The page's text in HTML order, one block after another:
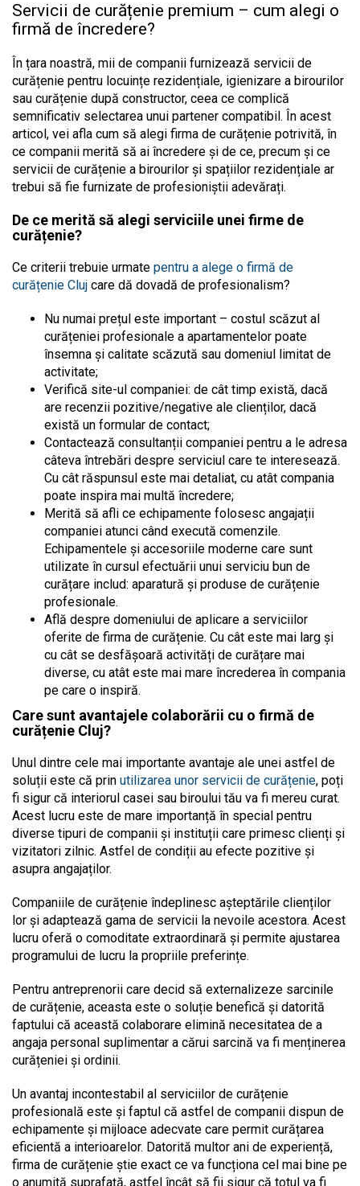
Servicii de curățenie premium – cum alegi o
firmă de încredere?
În țara noastră, mii de companii furnizează servicii de
curățenie pentru locuințe rezidențiale, igienizare a birourilor
sau curățenie după constructor, ceea ce complică
semnificativ selectarea unui partener compatibil. În acest
articol, vei afla cum să alegi firma de curățenie potrivită, în
ce companii merită să ai încredere și de ce, precum și ce
servicii de curățenie a birourilor și spațiilor rezidențiale ar
trebui să fie furnizate de profesioniștii adevărați.
De ce merită să alegi serviciile unei firme de
curățenie?
Ce criterii trebuie urmate pentru a alege o firmă de
curățenie Cluj care dă dovadă de profesionalism?
Nu numai prețul este important – costul scăzut al
curățeniei profesionale a apartamentelor poate
însemna și calitate scăzută sau domeniul limitat de
activitate;
Verifică site-ul companiei: de cât timp există, dacă
are recenzii pozitive/negative ale clienților, dacă
există un formular de contact;
Contactează consultanții companiei pentru a le adresa
câteva întrebări despre serviciul care te interesează.
Cu cât răspunsul este mai detaliat, cu atât compania
poate inspira mai multă încredere;
Merită să afli ce echipamente folosesc angajații
companiei atunci când execută comenzile.
Echipamentele și accesoriile moderne care sunt
utilizate în cursul efectuării unui serviciu bun de
curățare includ: aparatură și produse de curățenie
profesionale.
Află despre domeniului de aplicare a serviciilor
oferite de firma de curățenie. Cu cât este mai larg și
cu cât se desfășoară activități de curățare mai
diverse, cu atât este mai mare încrederea în compania
pe care o inspiră.
Care sunt avantajele colaborării cu o firmă de
curățenie Cluj?
Unul dintre cele mai importante avantaje ale unei astfel de
soluții este că prin utilizarea unor servicii de curățenie, poți
fi sigur că interiorul casei sau biroului tău va fi mereu curat.
Acest lucru este de mare importanță în special pentru
diverse tipuri de companii și instituții care primesc clienți și
vizitatori zilnic. Astfel de condiții au efecte pozitive și
asupra angajaților.
Companiile de curățenie îndeplinesc așteptările clienților
lor și adaptează gama de servicii la nevoile acestora. Acest
lucru oferă o comoditate extraordinară și permite ajustarea
programului de lucru la propriile preferințe.
Pentru antreprenorii care decid să externalizeze sarcinile
de curățenie, aceasta este o soluție benefică și datorită
faptului că această colaborare elimină necesitatea de a
angaja personal suplimentar a cărui sarcină va fi menținerea
curățeniei și ordinii.
Un avantaj incontestabil al serviciilor de curățenie
profesională este și faptul că astfel de companii dispun de
echipamente și mijloace adecvate care permit curățarea
eficientă a interioarelor. Datorită multor ani de experiență,
firma de curățenie știe exact ce va funcționa cel mai bine pe
o anumită suprafață, astfel încât să fii sigur că totul va fi